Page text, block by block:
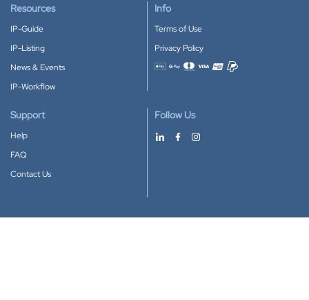
Resources
IP-Guide
IP-Listing
News & Events
IP-Workflow
Info
Terms of Use
Privacy Policy
Accepted payment methods
Support
Help
FAQ
Contact Us
Follow Us